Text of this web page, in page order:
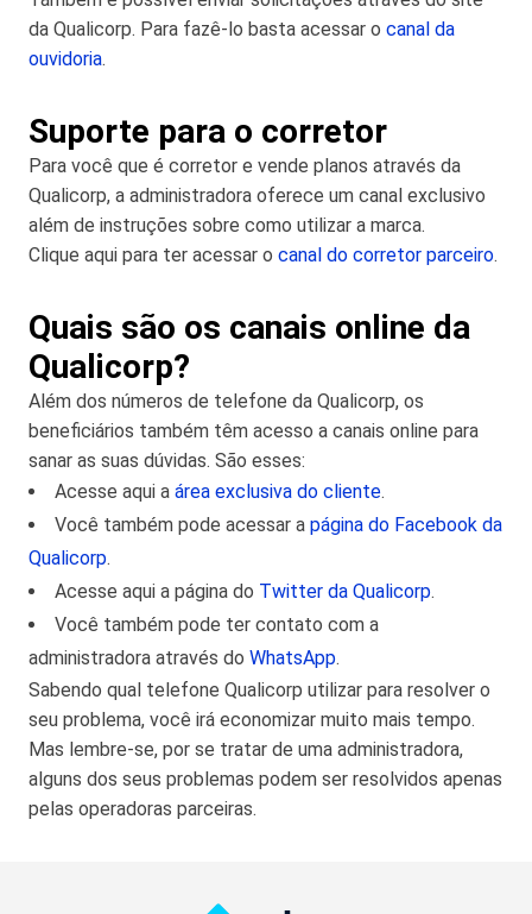
da Qualicorp. Para fazê-lo basta acessar o canal da
ouvidoria.
Suporte para o corretor
Para você que é corretor e vende planos através da
Qualicorp, a administradora oferece um canal exclusivo
além de instruções sobre como utilizar a marca.
Clique aqui para ter acessar o canal do corretor parceiro.
Quais são os canais online da
Qualicorp?
Além dos números de telefone da Qualicorp, os
beneficiários também têm acesso a canais online para
sanar as suas dúvidas. São esses:
Acesse aqui a área exclusiva do cliente.
Você também pode acessar a página do Facebook da
Qualicorp.
Acesse aqui a página do Twitter da Qualicorp.
Você também pode ter contato com a
administradora através do WhatsApp.
Sabendo qual telefone Qualicorp utilizar para resolver o
seu problema, você irá economizar muito mais tempo.
Mas lembre-se, por se tratar de uma administradora,
alguns dos seus problemas podem ser resolvidos apenas
pelas operadoras parceiras.